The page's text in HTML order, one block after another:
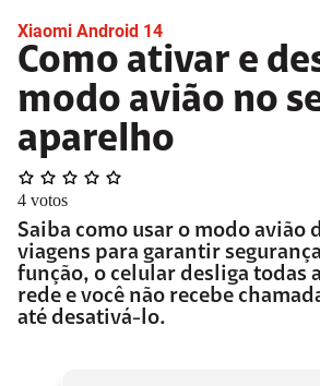
Xiaomi Android 14
Como ativar e
modo avião no
aparelho
4 votos
Saiba como usar o modo avião
viagens para garantir
função, o celular desliga todas
rede e você não recebe
até desativá-lo.